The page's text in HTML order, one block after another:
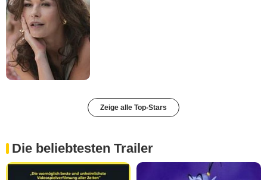
Zeige alle Top-Stars
Die beliebtesten Trailer